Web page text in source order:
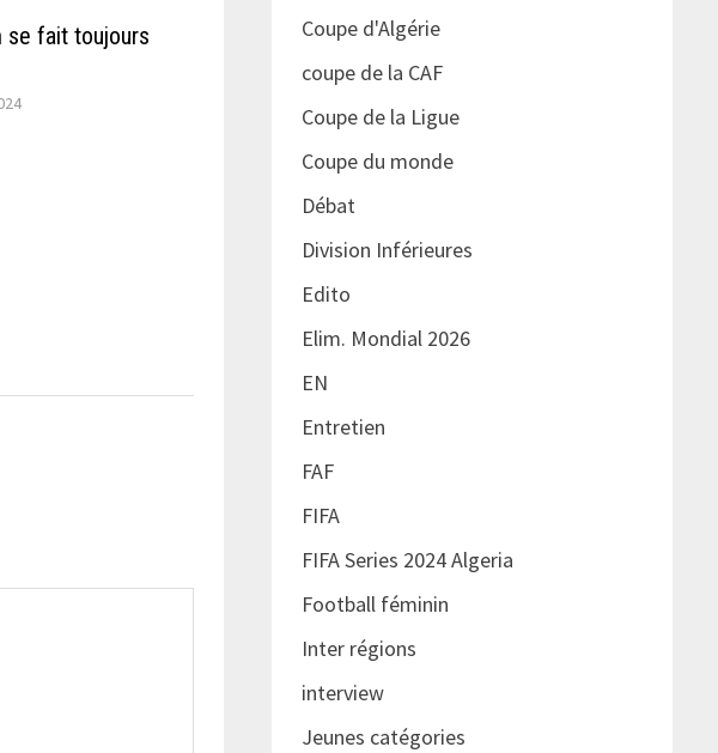
se fait toujours
Coupe d'Algérie
coupe de la CAF
Coupe de la Ligue
Coupe du monde
Débat
Division Inférieures
Edito
Elim. Mondial 2026
EN
Entretien
FAF
FIFA
FIFA Series 2024 Algeria
Football féminin
Inter régions
interview
Jeunes catégories